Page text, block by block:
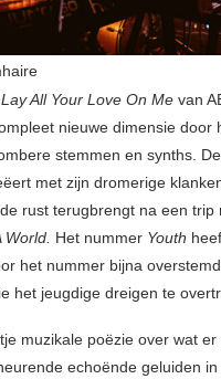
Lay All Your Love On Me van
nieuwe dimensie door
stemmen en synths.
met zijn dromerige
rust terugbrengt na een trip
World. Het nummer Youth
het nummer bijna
het jeugdige dreigen te
muzikale poëzie over wat
echoënde geluiden in